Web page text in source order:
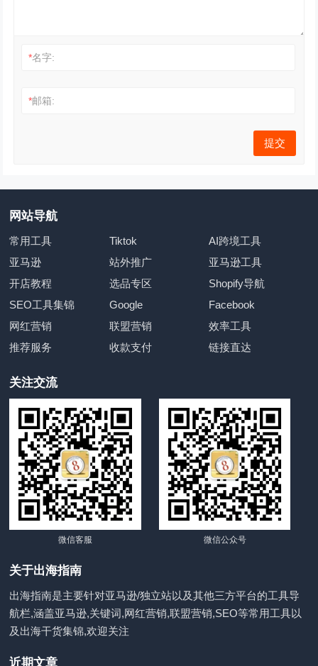
*名字:
*邮箱:
网站导航
常用工具 Tiktok
AI跨境工具
亚马逊
站外推广
亚马逊工具
开店教程
选品专区
Shopify导航
SEO工具集锦
Google
Facebook
网红营销
联盟营销
效率工具
推荐服务
收款支付 链接直达
关注交流
微信客服 微信公众号
关于出海指南
出海指南是主要针对亚马逊/独立站以及其他三方平台的工具导
航栏,涵盖亚马逊,关键词,网红营销,联盟营销,SEO等常用工具以
及出海干货集锦,欢迎关注
近期文章